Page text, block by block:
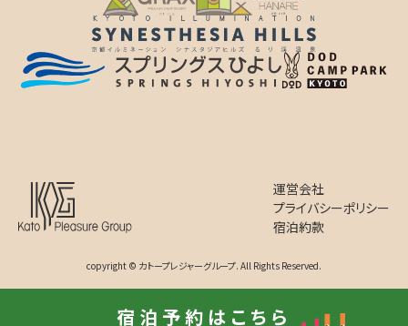
宿泊予約はこちら
運営会社
プライバシーポリシー
宿泊約款
copyright © カトープレジャーグループ. All Rights Reserved.